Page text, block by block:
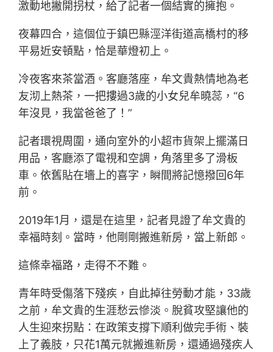
激動地撇開拐杖，給了記者一個結實的擁抱。
夜幕四合，這個位于鎮巴縣涇洋街道高橋村的移
平易近安頓點，恰是華燈初上。
冷夜客來茶當酒。客廳落座，牟文貴熱情地為老
友沏上熱茶，一把摟過3歲的小女兒牟曉蕊，“6
年沒見，我當爸爸了！”
記者環視周圍，通向室外的小超市貨架上擺滿日
用品，客廳添了電視和空調，角落里多了滑板
車。依舊貼在墻上的喜字，瞬間將記憶撥回6年
前。
2019年1月，還是在這里，記者見證了牟文貴的
幸福時刻。當時，他剛剛搬進新房，當上新郎。
這條幸福路，走得不不難。
青年時受傷落下殘疾，自此掉往勞動才能，33歲
之前，牟文貴的生涯愁云慘淡。脫貧攻堅讓他的
人生迎來拐點：在政策支撐下順利做完手術、裝
上了義肢，只花1萬元就搬進新房，還通過殘疾人